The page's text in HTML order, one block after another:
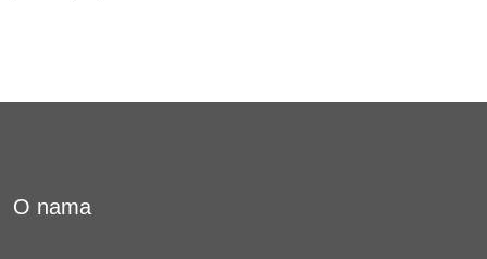
O nama